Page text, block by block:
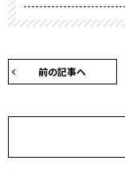
前の記事へ